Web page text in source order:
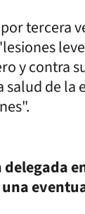
tercera
y contra
salud de la